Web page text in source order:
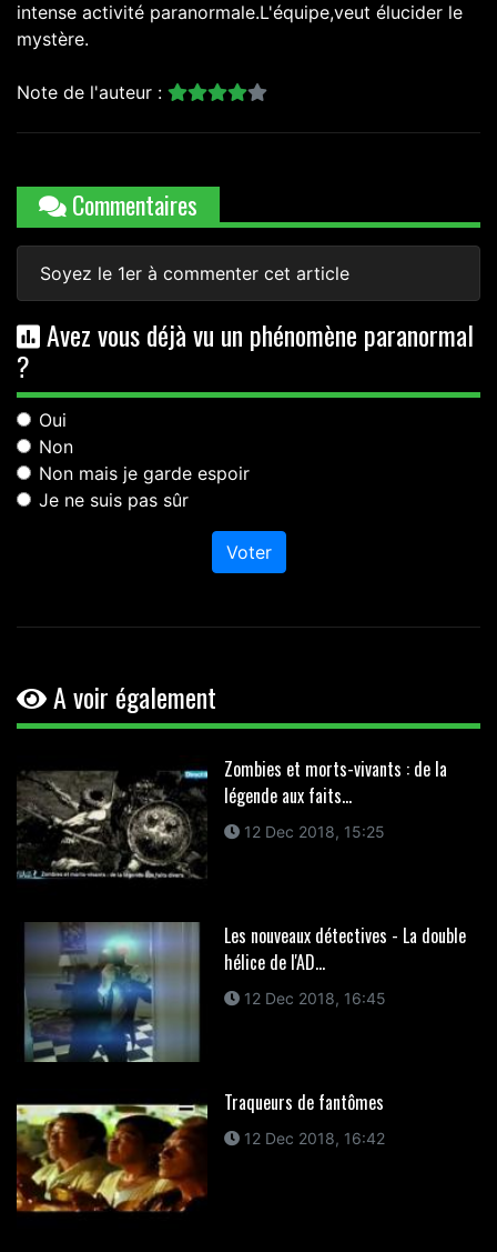
intense activité paranormale.L'équipe,veut élucider le
mystère.
Note de l'auteur :
Commentaires
Soyez le 1er à commenter cet article
Avez vous déjà vu un phénomène paranormal
?
Oui
Non
Non mais je garde espoir
Je ne suis pas sûr
Voter
A voir également
Zombies et morts-vivants : de la
légende aux faits...
12 Dec 2018, 15:25
Les nouveaux détectives - La double
hélice de l'AD...
12 Dec 2018, 16:45
Traqueurs de fantômes
12 Dec 2018, 16:42